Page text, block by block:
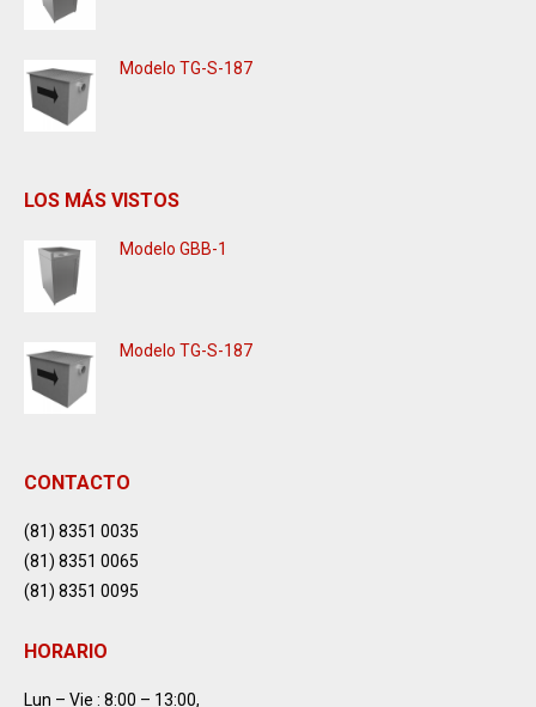
Modelo TG-S-187
LOS MÁS VISTOS
Modelo GBB-1
Modelo TG-S-187
CONTACTO
(81) 8351 0035
(81) 8351 0065
(81) 8351 0095
HORARIO
Lun – Vie : 8:00 – 13:00,